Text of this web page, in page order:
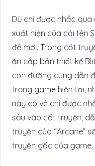
Dù chỉ được nhắc qua
xuất hiện của cái tên
đề mới. Trong cốt
ăn cắp bản thiết kế
con đường cùng dẫn
trong game hiện tại,
này có vẻ chỉ được
sâu vào cốt truyện,
truyện của “Arcane”
truyện gốc của game.